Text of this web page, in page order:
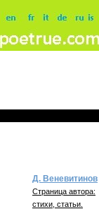
Д. Веневитинов
Страница автора:
стихи, статьи.